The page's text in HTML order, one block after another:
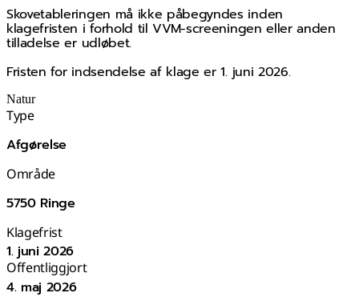
Skovetableringen må ikke påbegyndes inden
klagefristen i forhold til VVM-screeningen eller anden
tilladelse er udløbet.
Fristen for indsendelse af klage er 1. juni 2026.
Natur
Type
Afgørelse
Område
5750 Ringe
Klagefrist
1. juni 2026
Offentliggjort
4. maj 2026